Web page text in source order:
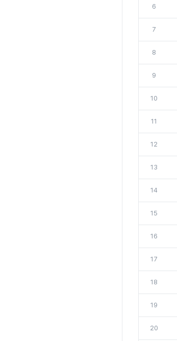
6
7
8
9
10
11
12
13
14
15
16
17
18
19
20